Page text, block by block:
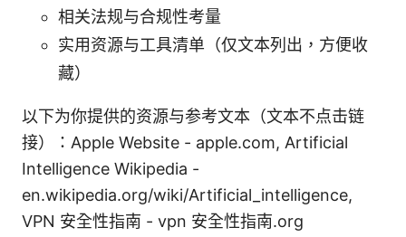
相关法规与合规性考量
实用资源与工具清单（仅文本列出，方便收
藏）
以下为你提供的资源与参考文本（文本不点击链
接）：Apple Website - apple.com, Artificial
Intelligence Wikipedia -
en.wikipedia.org/wiki/Artificial_intelligence,
VPN 安全性指南 - vpn 安全性指南.org